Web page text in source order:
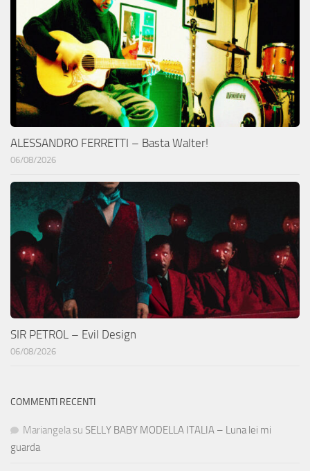
ALESSANDRO FERRETTI – Basta Walter!
06/08/2026
SIR PETROL – Evil Design
06/08/2026
COMMENTI RECENTI
Mariangela su SELLY BABY MODELLA ITALIA – Luna lei mi
guarda